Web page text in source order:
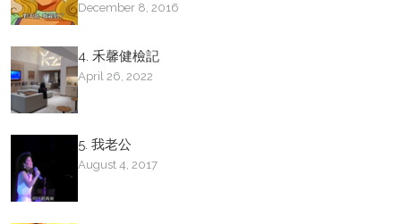
December 8, 2016
4. 禾馨健檢記
April 26, 2022
5. 我老公
August 4, 2017